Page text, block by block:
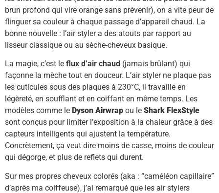
brun profond qui vire orange sans prévenir), on a vite peur de
flinguer sa couleur à chaque passage d’appareil chaud. La
bonne nouvelle : l’air styler a des atouts par rapport au
lisseur classique ou au sèche-cheveux basique.
La magie, c’est le flux d’air chaud (jamais brûlant) qui
façonne la mèche tout en douceur. L’air styler ne plaque pas
les cuticules sous des plaques à 230°C, il travaille en
légèreté, en soufflant et en coiffant en même temps. Les
modèles comme le Dyson Airwrap ou le Shark FlexStyle
sont conçus pour limiter l’exposition à la chaleur grâce à des
capteurs intelligents qui ajustent la température.
Concrètement, ça veut dire moins de casse, moins de couleur
qui dégorge, et plus de reflets qui durent.
Sur mes propres cheveux colorés (aka : “caméléon capillaire”
d’après ma coiffeuse), j’ai remarqué que les air stylers